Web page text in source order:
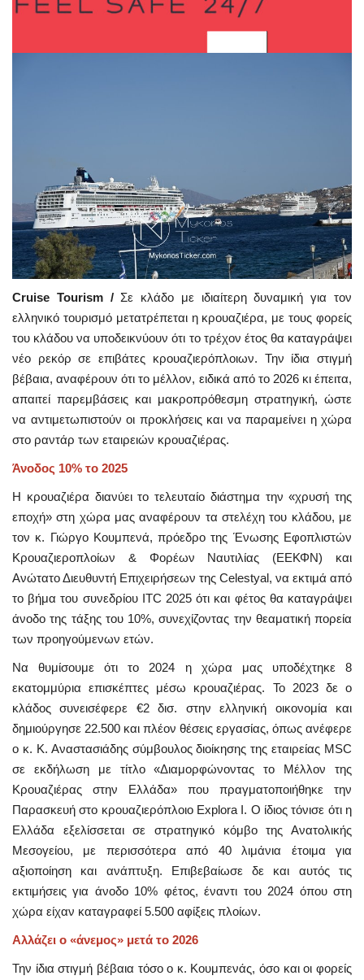
Cruise Tourism /Σε κλάδο με ιδιαίτερη δυναμική για τον
ελληνικό τουρισμό μετατρέπεται η κρουαζιέρα, με τους φορείς
του κλάδου να υποδεικνύουν ότι το τρέχον έτος θα καταγράψει
νέο ρεκόρ σε επιβάτες κρουαζιερόπλοιων. Την ίδια στιγμή
βέβαια, αναφέρουν ότι το μέλλον, ειδικά από το 2026 κι έπειτα,
απαιτεί παρεμβάσεις και μακροπρόθεσμη στρατηγική, ώστε
να αντιμετωπιστούν οι προκλήσεις και να παραμείνει η χώρα
στο ραντάρ των εταιρειών κρουαζιέρας.
Άνοδος 10% το 2025
Η κρουαζιέρα διανύει το τελευταίο διάστημα την «χρυσή της
εποχή» στη χώρα μας αναφέρουν τα στελέχη του κλάδου, με
τον κ. Γιώργο Κουμπενά, πρόεδρο της Ένωσης Εφοπλιστών
Κρουαζιεροπλοίων & Φορέων Ναυτιλίας (ΕΕΚΦΝ) και
Ανώτατο Διευθυντή Επιχειρήσεων της Celestyal, να εκτιμά από
το βήμα του συνεδρίου ITC 2025 ότι και φέτος θα καταγράψει
άνοδο της τάξης του 10%, συνεχίζοντας την θεαματική πορεία
των προηγούμενων ετών.
Να θυμίσουμε ότι το 2024 η χώρα μας υποδέχτηκε 8
εκατομμύρια επισκέπτες μέσω κρουαζιέρας. To 2023 δε ο
κλάδος συνεισέφερε €2 δισ. στην ελληνική οικονομία και
δημιούργησε 22.500 και πλέον θέσεις εργασίας, όπως ανέφερε
ο κ. Κ. Αναστασιάδης σύμβουλος διοίκησης της εταιρείας MSC
σε εκδήλωση με τίτλο «Διαμορφώνοντας το Μέλλον της
Κρουαζιέρας στην Ελλάδα» που πραγματοποιήθηκε την
Παρασκευή στο κρουαζιερόπλοιο Explora I. Ο ίδιος τόνισε ότι η
Ελλάδα εξελίσσεται σε στρατηγικό κόμβο της Ανατολικής
Μεσογείου, με περισσότερα από 40 λιμάνια έτοιμα για
αξιοποίηση και ανάπτυξη. Επιβεβαίωσε δε και αυτός τις
εκτιμήσεις για άνοδο 10% φέτος, έναντι του 2024 όπου στη
χώρα είχαν καταγραφεί 5.500 αφίξεις πλοίων.
Αλλάζει ο «άνεμος» μετά το 2026
Την ίδια στιγμή βέβαια τόσο ο κ. Κουμπενάς, όσο και οι φορείς